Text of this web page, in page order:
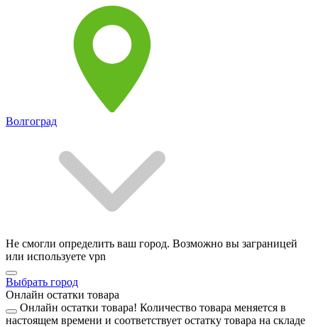
Волгоград
Не смогли определить ваш город. Возможно вы заграницей
или используете vpn
Выбрать город
Онлайн остатки товара
Онлайн остатки товара! Количество товара меняется в
настоящем времени и соответствует остатку товара на складе